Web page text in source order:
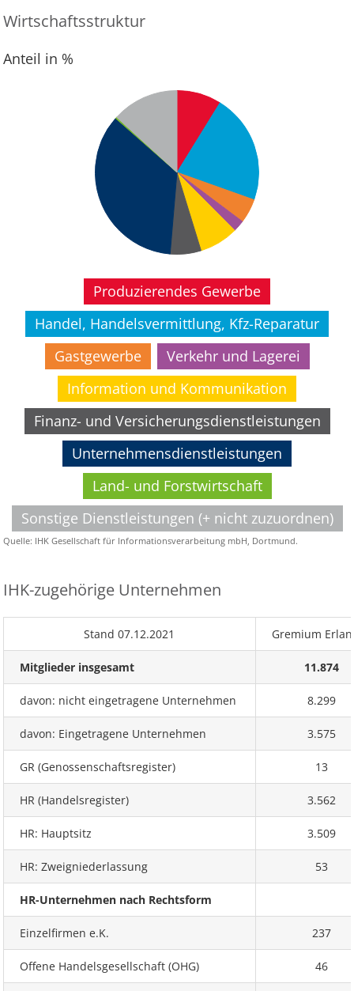
Wirtschaftsstruktur
Anteil in %
Produzierendes Gewerbe
Handel, Handelsvermittlung, Kfz-Reparatur
Gastgewerbe
Verkehr und Lagerei
Information und Kommunikation
Finanz- und Versicherungsdienstleistungen
Unternehmensdienstleistungen
Land- und Forstwirtschaft
Sonstige Dienstleistungen (+ nicht zuzuordnen)
Quelle: IHK Gesellschaft für Informationsverarbeitung mbH, Dortmund.
IHK-zugehörige Unternehmen
Stand 07.12.2021 Gremium
Mitglieder insgesamt 11.874
davon: nicht eingetragene Unternehmen 8.299
davon: Eingetragene Unternehmen 3.575
GR (Genossenschaftsregister) 13
HR (Handelsregister) 3.562
HR: Hauptsitz 3.509
HR: Zweigniederlassung 53
HR-Unternehmen nach Rechtsform
Einzelfirmen e.K. 237
Offene Handelsgesellschaft (OHG) 46